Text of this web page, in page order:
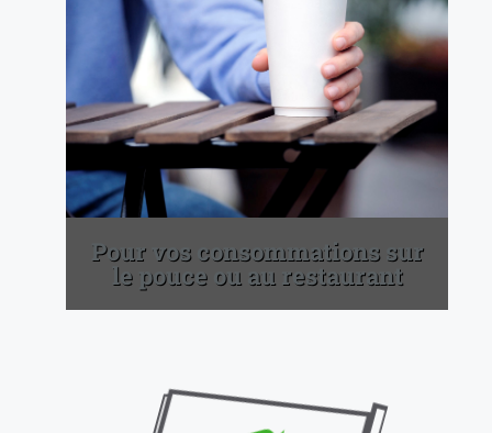
Pour vos consommations sur
le pouce ou au restaurant